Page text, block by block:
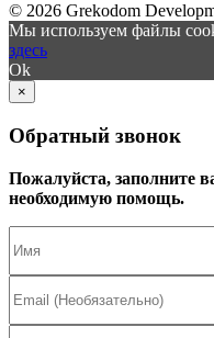
© 2026 Grekodom
Мы используем файлы
здесь
Ok
×
Обратный звонок
Пожалуйста, заполните
необходимую помощь.